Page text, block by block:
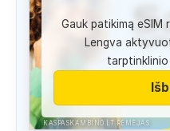
KASPASKAMBINO.LT RĖMĖJAS
Gauk patikimą eSIM
Lengva